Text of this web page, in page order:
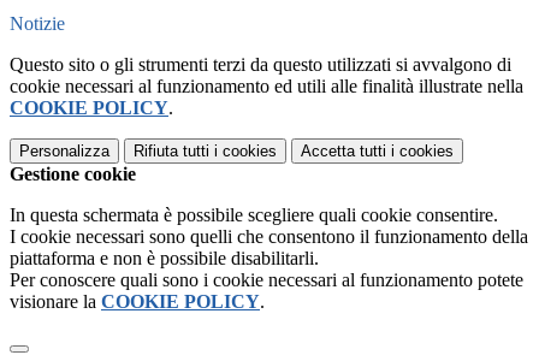
Notizie
Questo sito o gli strumenti terzi da questo utilizzati si avvalgono di
cookie necessari al funzionamento ed utili alle finalità illustrate nella
COOKIE POLICY.
Personalizza Rifiuta tutti i cookies Accetta tutti i cookies
Gestione cookie
In questa schermata è possibile scegliere quali cookie consentire.
I cookie necessari sono quelli che consentono il funzionamento della
piattaforma e non è possibile disabilitarli.
Per conoscere quali sono i cookie necessari al funzionamento potete
visionare la COOKIE POLICY.